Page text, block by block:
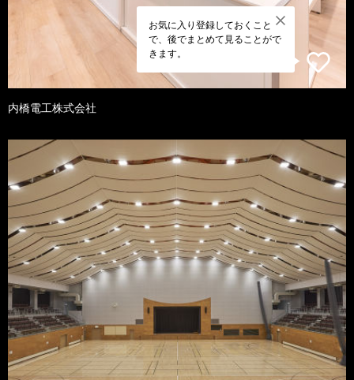
お気に入り登録しておくこと
で、後でまとめて見ることがで
きます。
内橋電工株式会社